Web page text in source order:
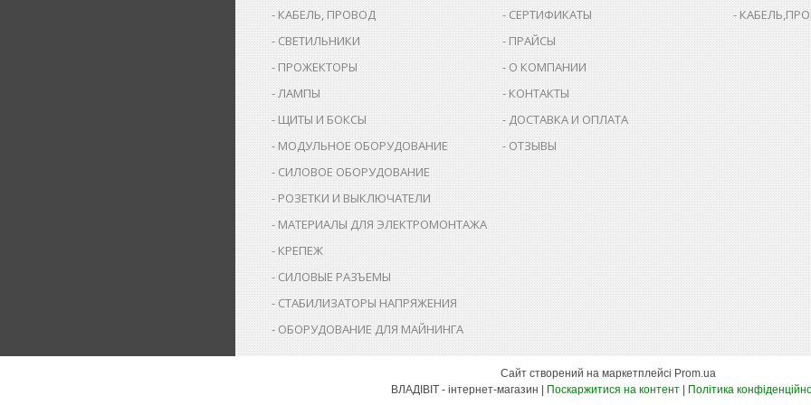
КАБЕЛЬ, ПРОВОД
СВЕТИЛЬНИКИ
ПРОЖЕКТОРЫ
ЛАМПЫ
ЩИТЫ И БОКСЫ
МОДУЛЬНОЕ ОБОРУДОВАНИЕ
СИЛОВОЕ ОБОРУДОВАНИЕ
РОЗЕТКИ И ВЫКЛЮЧАТЕЛИ
МАТЕРИАЛЫ ДЛЯ ЭЛЕКТРОМОНТАЖА
КРЕПЕЖ
СИЛОВЫЕ РАЗЪЕМЫ
СТАБИЛИЗАТОРЫ НАПРЯЖЕНИЯ
ОБОРУДОВАНИЕ ДЛЯ МАЙНИНГА
СЕРТИФИКАТЫ
ПРАЙСЫ
О КОМПАНИИ
КОНТАКТЫ
ДОСТАВКА И ОПЛАТА
ОТЗЫВЫ
Сайт створений на маркетплейсі Prom.ua
Поскаржитися на контент Політика